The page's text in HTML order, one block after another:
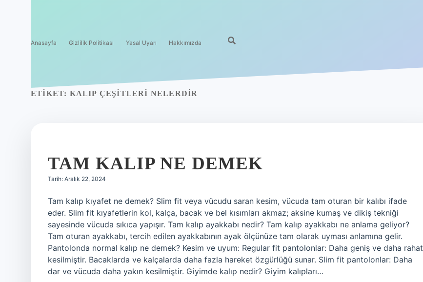
Anasayfa Gizlilik Politikası Yasal Uyarı Hakkımızda
ETIKET: KALIP ÇEŞITLERI NELERDIR
TAM KALIP NE DEMEK
Tarih: Aralık 22, 2024
Tam kalıp kıyafet ne demek? Slim fit veya vücudu saran kesim, vücuda tam oturan bir kalıbı ifade
eder. Slim fit kıyafetlerin kol, kalça, bacak ve bel kısımları akmaz; aksine kumaş ve dikiş tekniği
sayesinde vücuda sıkıca yapışır. Tam kalıp ayakkabı nedir? Tam kalıp ayakkabı ne anlama geliyor?
Tam oturan ayakkabı, tercih edilen ayakkabının ayak ölçünüze tam olarak uyması anlamına gelir.
Pantolonda normal kalıp ne demek? Kesim ve uyum: Regular fit pantolonlar: Daha geniş ve daha rahat
kesilmiştir. Bacaklarda ve kalçalarda daha fazla hareket özgürlüğü sunar. Slim fit pantolonlar: Daha
dar ve vücuda daha yakın kesilmiştir. Giyimde kalıp nedir? Giyim kalıpları…